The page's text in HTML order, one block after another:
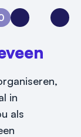
0
Inloggen
in
als